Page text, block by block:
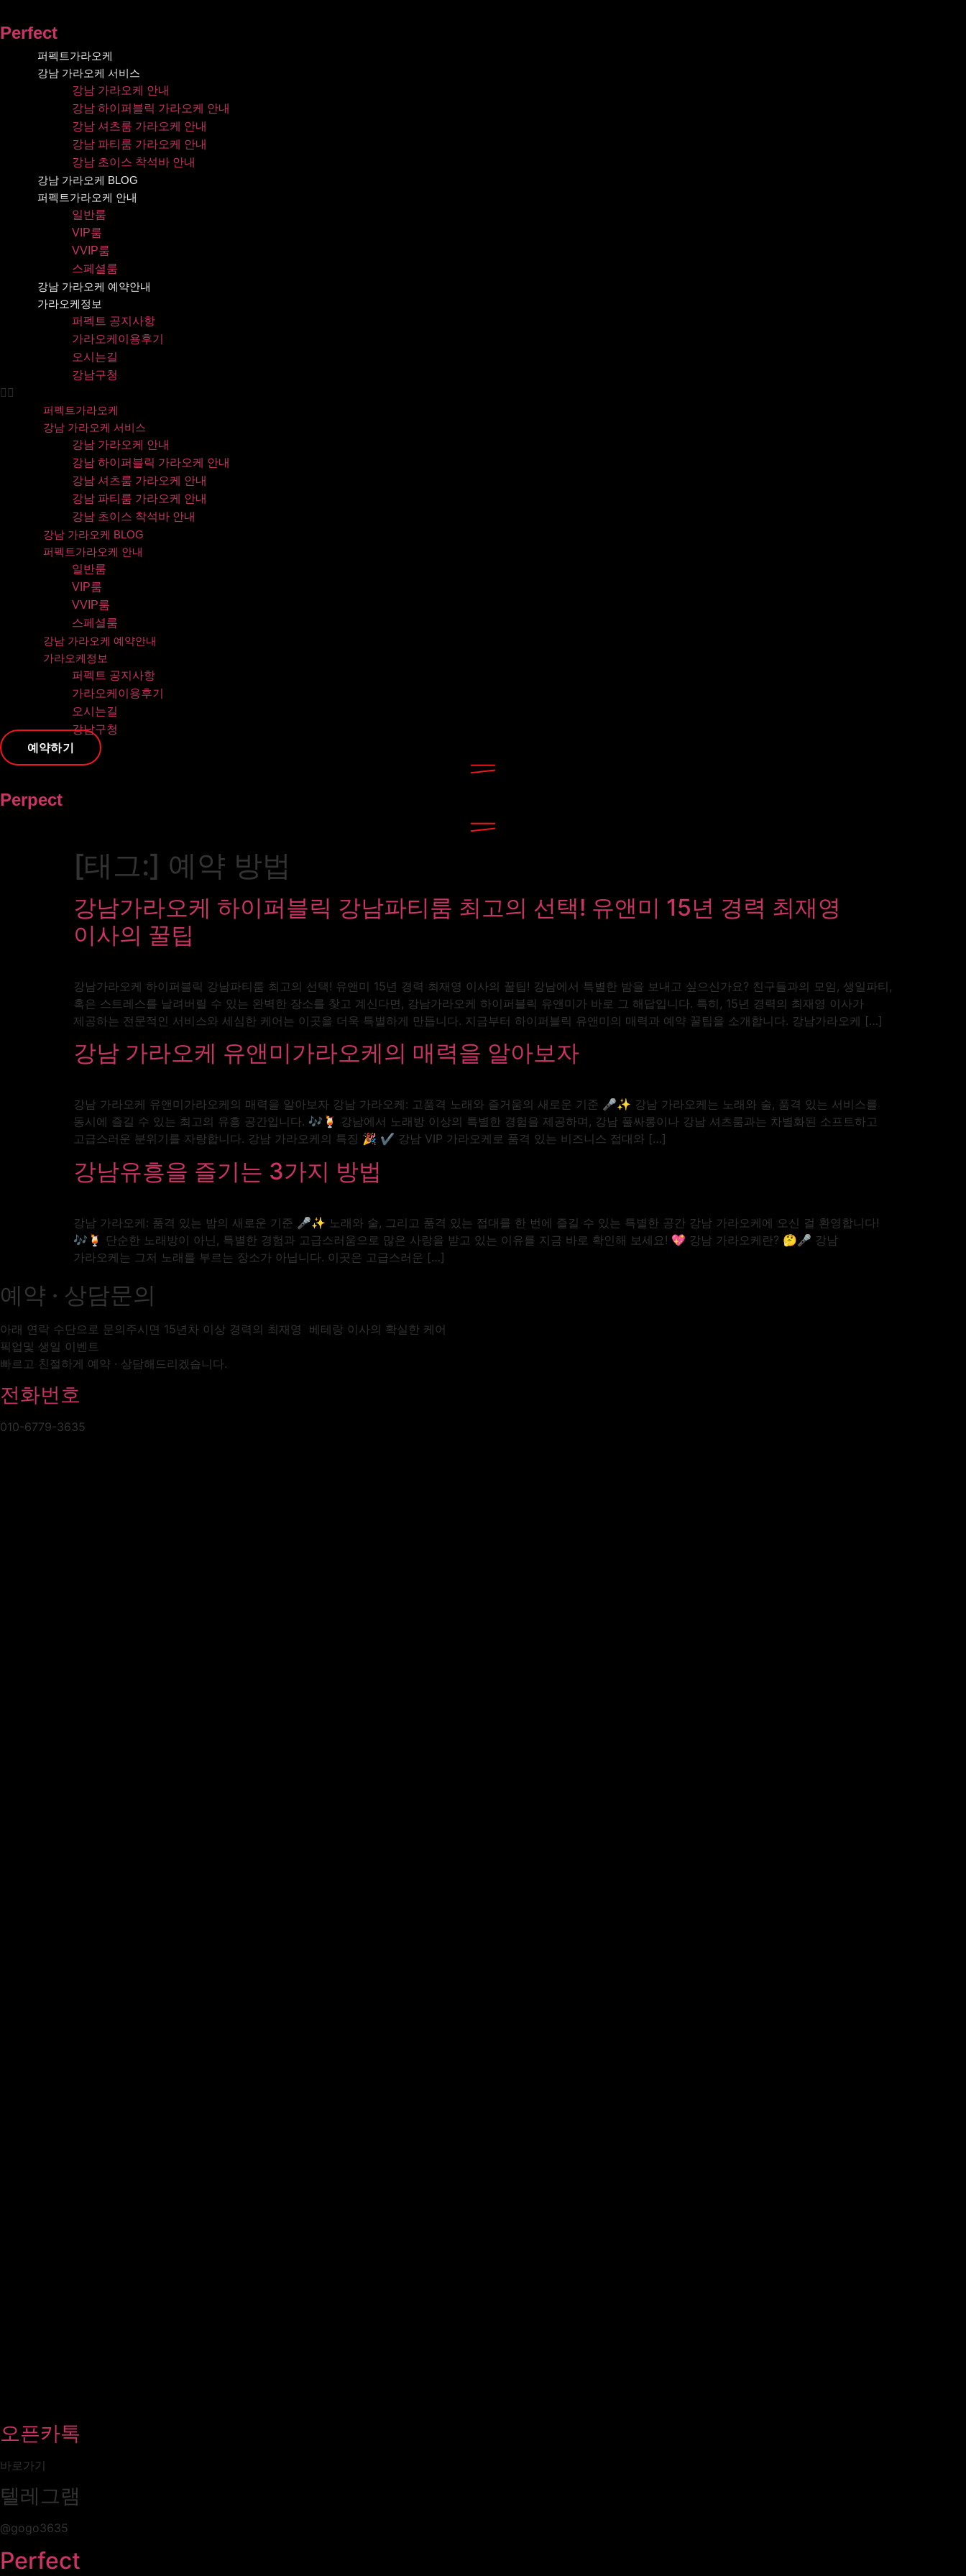
건너뛰기
Perfect
퍼펙트가라오케
강남 가라오케 서비스
강남 가라오케 안내
강남 하이퍼블릭 가라오케 안내
강남 셔츠룸 가라오케 안내
강남 파티룸 가라오케 안내
강남 초이스 착석바 안내
강남 가라오케 BLOG
퍼펙트가라오케 안내
일반룸
VIP룸
VVIP룸
스페셜룸
강남 가라오케 예약안내
가라오케정보
퍼펙트 공지사항
가라오케이용후기
오시는길
강남구청
퍼펙트가라오케
강남 가라오케 서비스
강남 가라오케 안내
강남 하이퍼블릭 가라오케 안내
강남 셔츠룸 가라오케 안내
강남 파티룸 가라오케 안내
강남 초이스 착석바 안내
강남 가라오케 BLOG
퍼펙트가라오케 안내
일반룸
VIP룸
VVIP룸
스페셜룸
강남 가라오케 예약안내
가라오케정보
퍼펙트 공지사항
가라오케이용후기
오시는길
강남구청
예약하기
Perpect
[태그:] 예약 방법
강남가라오케 하이퍼블릭 강남파티룸 최고의 선택! 유앤미 15년 경력 최재영
이사의 꿀팁
강남가라오케 하이퍼블릭 강남파티룸 최고의 선택! 유앤미 15년 경력 최재영 이사의 꿀팁! 강남에서 특별한 밤을 보내고 싶으신가요? 친구들과의 모임, 생일파티,
혹은 스트레스를 날려버릴 수 있는 완벽한 장소를 찾고 계신다면, 강남가라오케 하이퍼블릭 유앤미가 바로 그 해답입니다. 특히, 15년 경력의 최재영 이사가
제공하는 전문적인 서비스와 세심한 케어는 이곳을 더욱 특별하게 만듭니다. 지금부터 하이퍼블릭 유앤미의 매력과 예약 꿀팁을 소개합니다. 강남가라오케 […]
강남 가라오케 유앤미가라오케의 매력을 알아보자
강남 가라오케 유앤미가라오케의 매력을 알아보자 강남 가라오케: 고품격 노래와 즐거움의 새로운 기준 🎤✨ 강남 가라오케는 노래와 술, 품격 있는 서비스를
동시에 즐길 수 있는 최고의 유흥 공간입니다. 🎶🍹 강남에서 노래방 이상의 특별한 경험을 제공하며, 강남 풀싸롱이나 강남 셔츠룸과는 차별화된 소프트하고
고급스러운 분위기를 자랑합니다. 강남 가라오케의 특징 🎉 ✔ 강남 VIP 가라오케로 품격 있는 비즈니스 접대와 […]
강남유흥을 즐기는 3가지 방법
강남 가라오케: 품격 있는 밤의 새로운 기준 🎤✨ 노래와 술, 그리고 품격 있는 접대를 한 번에 즐길 수 있는 특별한 공간 강남 가라오케에 오신 걸 환영합니다!
🎶🍹 단순한 노래방이 아닌, 특별한 경험과 고급스러움으로 많은 사랑을 받고 있는 이유를 지금 바로 확인해 보세요! 💖 강남 가라오케란? 🤔🎤 강남
가라오케는 그저 노래를 부르는 장소가 아닙니다. 이곳은 고급스러운 […]
예약 · 상담문의
아래 연락 수단으로 문의주시면 15년차 이상 경력의 최재영 베테랑 이사의 확실한 케어
픽업및 생일 이벤트
빠르고 친절하게 예약 · 상담해드리겠습니다.
전화번호
010-6779-3635
오픈카톡
바로가기
텔레그램
@gogo3635
Perfect